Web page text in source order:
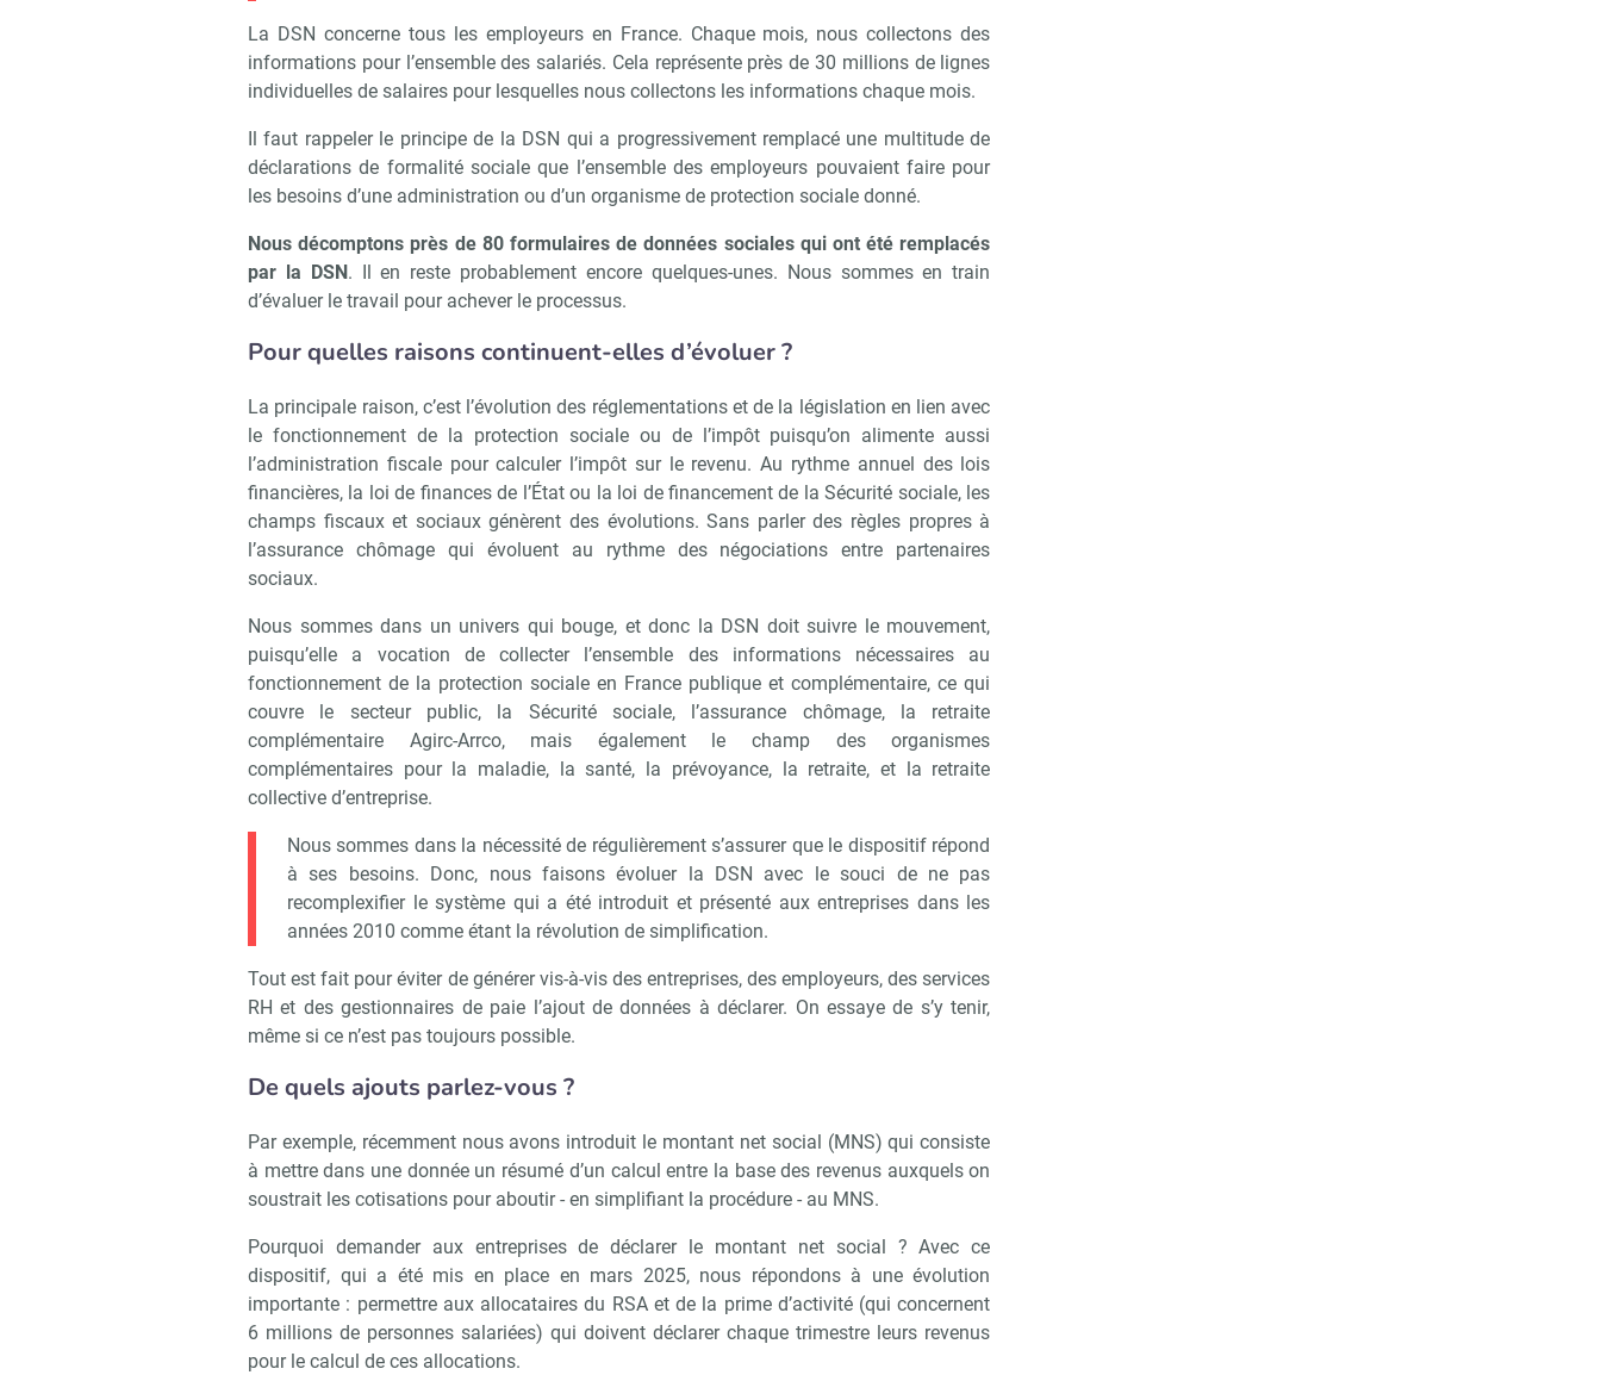
La DSN concerne tous les employeurs en France. Chaque mois, nous collectons des
informations pour l’ensemble des salariés. Cela représente près de 30 millions de lignes
individuelles de salaires pour lesquelles nous collectons les informations chaque mois.
Il faut rappeler le principe de la DSN qui a progressivement remplacé une multitude de
déclarations de formalité sociale que l’ensemble des employeurs pouvaient faire pour
les besoins d’une administration ou d’un organisme de protection sociale donné.
Nous décomptons près de 80 formulaires de données sociales qui ont été remplacés
par la DSN. Il en reste probablement encore quelques-unes. Nous sommes en train
d’évaluer le travail pour achever le processus.
Pour quelles raisons continuent-elles d’évoluer ?
La principale raison, c’est l’évolution des réglementations et de la législation en lien avec
le fonctionnement de la protection sociale ou de l’impôt puisqu’on alimente aussi
l’administration fiscale pour calculer l’impôt sur le revenu. Au rythme annuel des lois
financières, la loi de finances de l’État ou la loi de financement de la Sécurité sociale, les
champs fiscaux et sociaux génèrent des évolutions. Sans parler des règles propres à
l’assurance chômage qui évoluent au rythme des négociations entre partenaires
sociaux.
Nous sommes dans un univers qui bouge, et donc la DSN doit suivre le mouvement,
puisqu’elle a vocation de collecter l’ensemble des informations nécessaires au
fonctionnement de la protection sociale en France publique et complémentaire, ce qui
couvre le secteur public, la Sécurité sociale, l’assurance chômage, la retraite
complémentaire Agirc-Arrco, mais également le champ des organismes
complémentaires pour la maladie, la santé, la prévoyance, la retraite, et la retraite
collective d’entreprise.
Nous sommes dans la nécessité de régulièrement s’assurer que le dispositif répond
à ses besoins. Donc, nous faisons évoluer la DSN avec le souci de ne pas
recomplexifier le système qui a été introduit et présenté aux entreprises dans les
années 2010 comme étant la révolution de simplification.
Tout est fait pour éviter de générer vis-à-vis des entreprises, des employeurs, des services
RH et des gestionnaires de paie l’ajout de données à déclarer. On essaye de s’y tenir,
même si ce n’est pas toujours possible.
De quels ajouts parlez-vous ?
Par exemple, récemment nous avons introduit le montant net social (MNS) qui consiste
à mettre dans une donnée un résumé d’un calcul entre la base des revenus auxquels on
soustrait les cotisations pour aboutir - en simplifiant la procédure - au MNS.
Pourquoi demander aux entreprises de déclarer le montant net social ? Avec ce
dispositif, qui a été mis en place en mars 2025, nous répondons à une évolution
importante : permettre aux allocataires du RSA et de la prime d’activité (qui concernent
6 millions de personnes salariées) qui doivent déclarer chaque trimestre leurs revenus
pour le calcul de ces allocations.
Recevoir RH Matin